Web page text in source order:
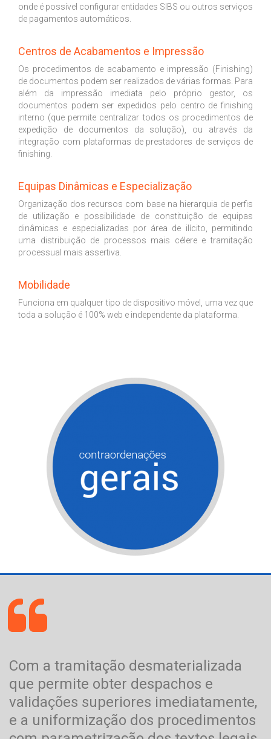
onde é possível configurar entidades SIBS ou outros serviços
de pagamentos automáticos.
Centros de Acabamentos e Impressão
Os procedimentos de acabamento e impressão (Finishing)
de documentos podem ser realizados de várias formas. Para
além da impressão imediata pelo próprio gestor, os
documentos podem ser expedidos pelo centro de finishing
interno (que permite centralizar todos os procedimentos de
expedição de documentos da solução), ou através da
integração com plataformas de prestadores de serviços de
finishing.
Equipas Dinâmicas e Especialização
Organização dos recursos com base na hierarquia de perfis
de utilização e possibilidade de constituição de equipas
dinâmicas e especializadas por área de ilícito, permitindo
uma distribuição de processos mais célere e tramitação
processual mais assertiva.
Mobilidade
Funciona em qualquer tipo de dispositivo móvel, uma vez que
toda a solução é 100% web e independente da plataforma.
Com a tramitação desmaterializada
que permite obter despachos e
validações superiores imediatamente,
e a uniformização dos procedimentos